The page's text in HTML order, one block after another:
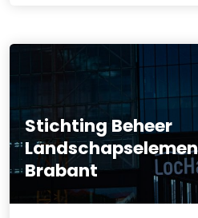
Stichting Beheer
Brabant